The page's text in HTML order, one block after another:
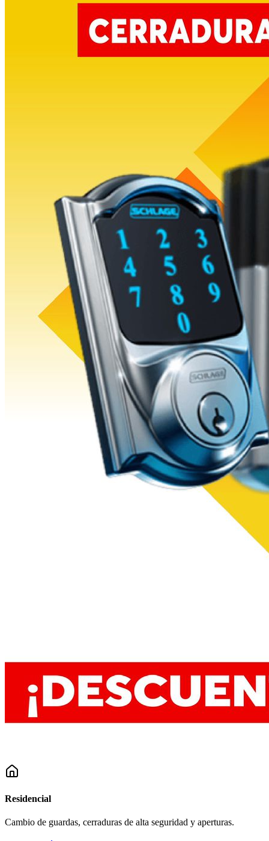
Residencial
Cambio de guardas, cerraduras de alta seguridad y aperturas.